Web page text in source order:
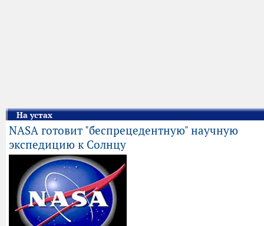
На устах
NASA готовит "беспрецедентную" научную
экспедицию к Солнцу